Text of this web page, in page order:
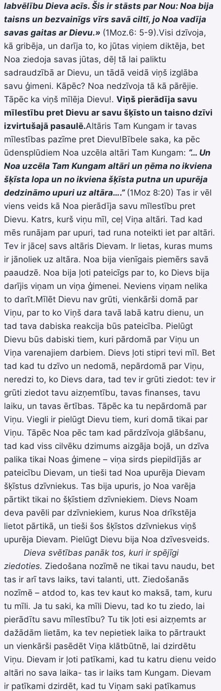
labvēlību Dieva acīs. Šis ir stāsts par Nou: Noa bija
taisns un bezvainīgs vīrs savā ciltī, jo Noa vadīja
savas gaitas ar Dievu.» (1Moz.6: 5-9).Visi dzīvoja,
kā gribēja, un darīja to, ko jūtas viņiem diktēja, bet
Noa ziedoja savas jūtas, dēļ tā lai paliktu
sadraudzībā ar Dievu, un tādā veidā viņš izglāba
savu ģimeni. Kāpēc? Noa nedzīvoja tā kā pārējie.
Tāpēc ka viņš mīlēja Dievu!. Viņš pierādīja savu
mīlestību pret Dievu ar savu šķīsto un taisno dzīvi
izvirtušajā pasaulē.Altāris Tam Kungam ir tavas
mīlestības pazīme pret Dievu!Bībele saka, ka pēc
ūdensplūdiem Noa uzcēla altāri Tam Kungam: “… Un
Noa uzcēla Tam Kungam altāri un ņēma no ikviena
šķīsta lopa un no ikviena šķīsta putna un upurēja
dedzināmo upuri uz altāra….” (1Moz 8:20) Tas ir vēl
viens veids kā Noa pierādīja savu mīlestību pret
Dievu. Katrs, kurš viņu mīl, ceļ Viņa altāri. Tad kad
mēs runājam par upuri, tad runa noteikti iet par altāri.
Tev ir jāceļ savs altāris Dievam. Ir lietas, kuras mums
ir jānoliek uz altāra. Noa bija vienīgais piemērs savā
paaudzē. Noa bija ļoti pateicīgs par to, ko Dievs bija
darījis viņam un viņa ģimenei. Neviens viņam nelika
to darīt.Mīlēt Dievu nav grūti, vienkārši domā par
Viņu, par to ko Viņš dara tavā labā katru dienu, un
tad tava dabiska reakcija būs pateicība. Pielūgt
Dievu būs dabiski tiem, kuri pārdomā par Viņu un
Viņa varenajiem darbiem. Dievs ļoti stipri tevi mīl. Bet
tad kad tu dzīvo un nedomā, nepārdomā par Viņu,
neredzi to, ko Dievs dara, tad tev ir grūti ziedot: tev ir
grūti ziedot tavu aizņemtību, tavas finanses, tavu
laiku, un tavas ērtības. Tāpēc ka tu nepārdomā par
Viņu. Viegli ir pielūgt Dievu tiem, kuri domā tikai par
Viņu. Tāpēc Noa pēc tam kad pārdzīvoja glābšanu,
tad kad viss cilvēku dzimums aizgāja bojā, un dzīva
palika tikai Noas ģimene – viņa sirds piepildījās ar
pateicību Dievam, un tieši tad Noa upurēja Dievam
šķīstus dzīvniekus. Tas bija upuris, jo Noa varēja
pārtikt tikai no šķīstiem dzīvniekiem. Dievs Noam
deva pavēli par dzīvniekiem, kurus Noa drīkstēja
lietot pārtikā, un tieši šos šķīstos dzīvniekus viņš
upurēja Dievam. Pielūgt Dievu bija Noa dzīvesveids.
Dieva svētības panāk tos, kuri ir spējīgi
ziedoties. Ziedošana nozīmē ne tikai tavu naudu, bet
tas ir arī tavs laiks, tavi talanti, utt. Ziedošanās
nozīmē – atdod to, kas tev kaut ko maksā, tam, kuru
tu mīli. Ja tu saki, ka mīli Dievu, tad ko tu ziedo, lai
pierādītu savu mīlestību? Tu tik ļoti esi aizņemts ar
dažādām lietām, ka tev nepietiek laika to pārtraukt
un vienkārši pasēdēt Viņa klātbūtnē, lai dzirdētu
Viņu. Dievam ir ļoti patīkami, kad tu katru dienu veido
altāri no sava laika- tas ir laiks tam Kungam. Dievam
ir patīkami dzirdēt, kad tu Viņam saki patīkamus